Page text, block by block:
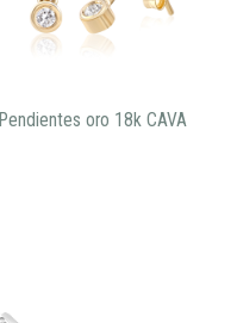
Pendientes oro 18k CAVA